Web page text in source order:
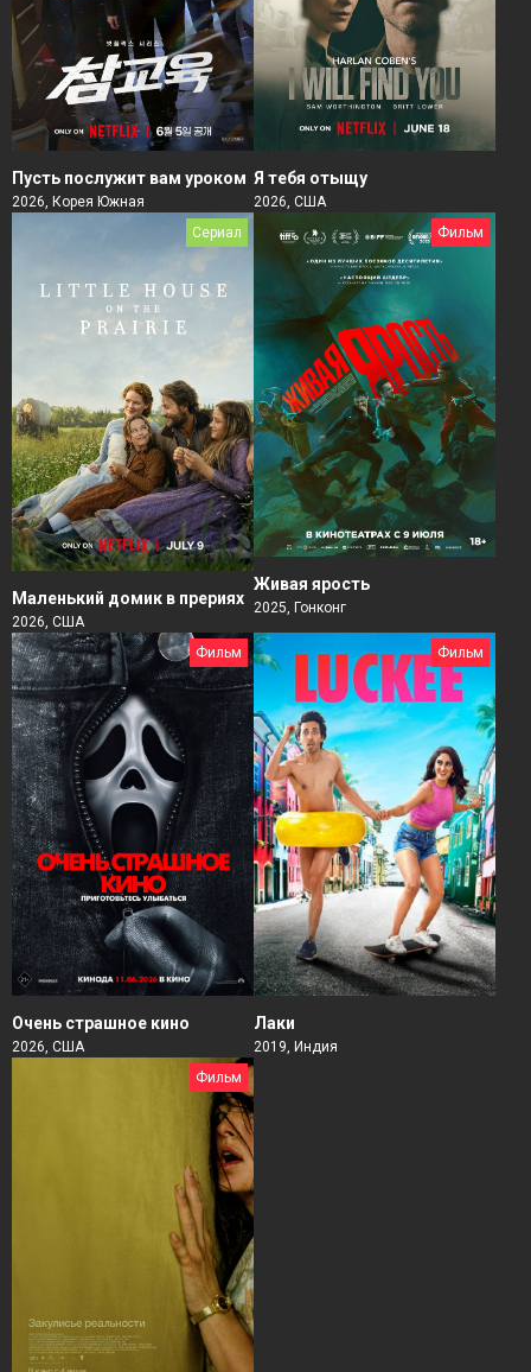
Пусть послужит вам уроком
2026, Корея Южная
Я тебя отыщу
2026, США
Сериал
Маленький домик в прериях
2026, США
Фильм
Живая ярость
2025, Гонконг
Фильм
Очень страшное кино
2026, США
Фильм
Лаки
2019, Индия
Фильм